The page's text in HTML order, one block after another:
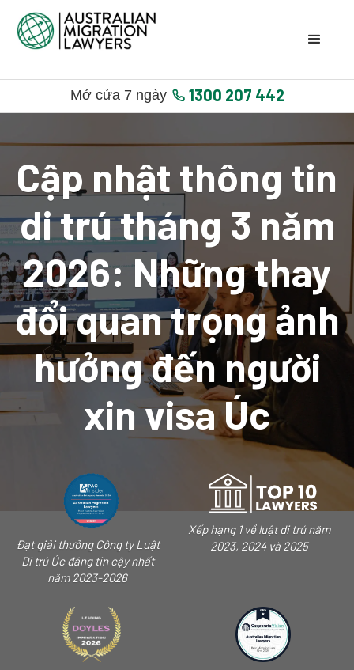
Mở cửa 7 ngày 1300 207 442
Cập nhật thông tin
di trú tháng 3 năm
2026: Những thay
đổi quan trọng ảnh
hưởng đến người
xin visa Úc
Đạt giải thưởng Công ty Luật
Di trú Úc đáng tin cậy nhất
năm 2023-2026
Xếp hạng 1 về luật di trú năm
2023, 2024 và 2025